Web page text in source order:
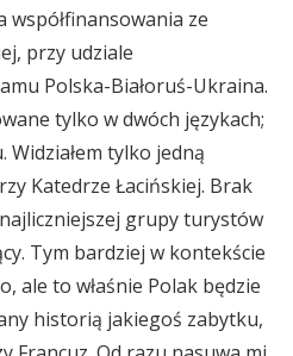
współfinansowania ze
przy udziale
Polska-Białoruś-Ukraina.
tylko w dwóch językach;
tylko jedną
Katedrze Łacińskiej. Brak
grupy turystów
Tym bardziej w kontekście
ale to właśnie Polak będzie
historią jakiegoś zabytku,